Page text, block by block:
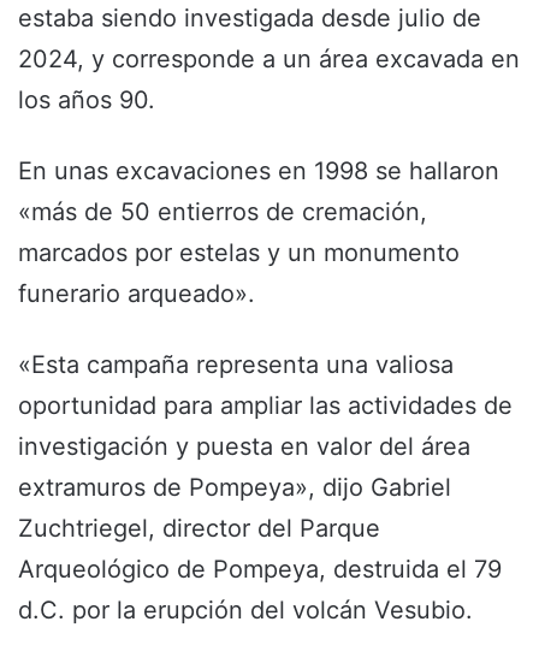
estaba siendo investigada desde julio de
2024, y corresponde a un área excavada en
los años 90.
En unas excavaciones en 1998 se hallaron
«más de 50 entierros de cremación,
marcados por estelas y un monumento
funerario arqueado».
«Esta campaña representa una valiosa
oportunidad para ampliar las actividades de
investigación y puesta en valor del área
extramuros de Pompeya», dijo Gabriel
Zuchtriegel, director del Parque
Arqueológico de Pompeya, destruida el 79
d.C. por la erupción del volcán Vesubio.